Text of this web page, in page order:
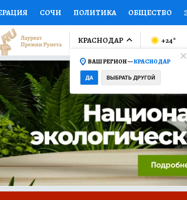
СОЧИ ПОЛИТИКА ОБЩЕСТВО
СПОРТ КОЛУМНИСТЫ ПРОИСШЕСТВИЯ
ФИНАНСЫ ОТКРЫВАЕМ МИР Я ЗНАЮ
НА СПОРТ ПРОМОКОДЫ СЕРИАЛЫ
ТЕЛЕВИЗОР КОЛЛЕКЦИИ
НОВОЕ НА САЙТЕ
КРАСНОДАР
ВАШ РЕГИОН —КРАСНОДАР
ДА ВЫБРАТЬ ДРУГОЙ
+24°